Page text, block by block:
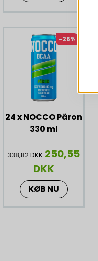
24 x NOCCO Päron
330 ml
-26%
338,82 DKK 250,55
DKK
KØB NU